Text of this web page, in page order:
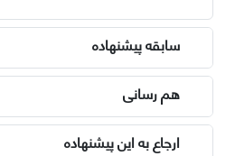
سابقه پیشنهاده
هم رسانی
ارجاع به این پیشنهاده